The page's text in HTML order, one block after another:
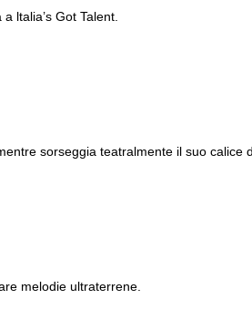
ltalia’s Got Talent.
sorseggia teatralmente il suo calice
melodie ultraterrene.